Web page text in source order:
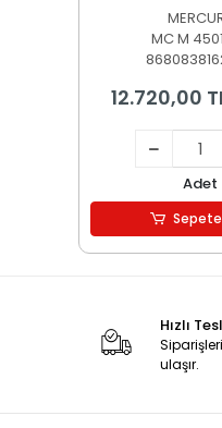
MC M
12.720,00
Adet
Sepete
Hızlı
ulaşır.